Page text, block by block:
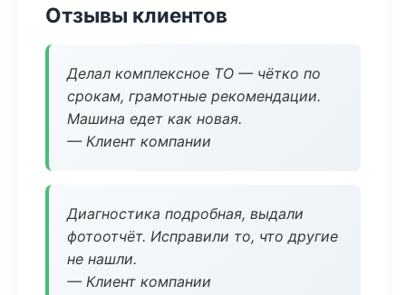
Отзывы клиентов
Делал комплексное ТО — чётко по
срокам, грамотные рекомендации.
Машина едет как новая.
— Клиент компании
Диагностика подробная, выдали
фотоотчёт. Исправили то, что другие
не нашли.
— Клиент компании